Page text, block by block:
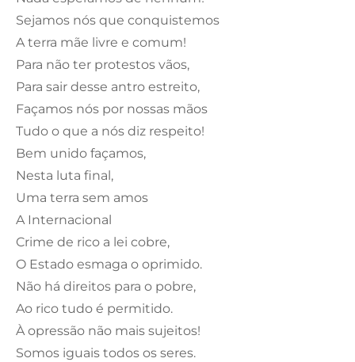
Sejamos nós que conquistemos
A terra mãe livre e comum!
Para não ter protestos vãos,
Para sair desse antro estreito,
Façamos nós por nossas mãos
Tudo o que a nós diz respeito!
Bem unido façamos,
Nesta luta final,
Uma terra sem amos
A Internacional
Crime de rico a lei cobre,
O Estado esmaga o oprimido.
Não há direitos para o pobre,
Ao rico tudo é permitido.
À opressão não mais sujeitos!
Somos iguais todos os seres.